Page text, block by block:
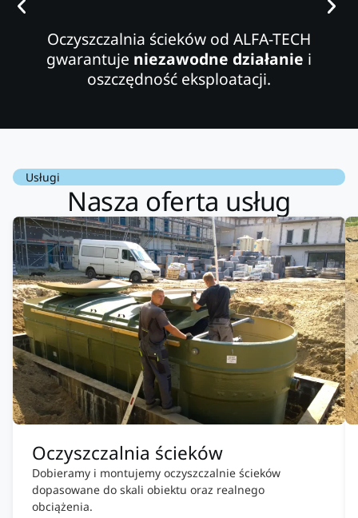
Oczyszczalnia ścieków od ALFA-TECH
gwarantuje niezawodne działanie i
oszczędność eksploatacji.
Usługi
Nasza oferta usług
Oczyszczalnia ścieków
Dobieramy i montujemy oczyszczalnie ścieków
dopasowane do skali obiektu oraz realnego
obciążenia.